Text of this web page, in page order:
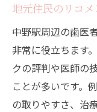
地元住民のリコメ
中野駅周辺の歯医
非常に役立ちます
クの評判や医師の
ことが多いです。
の取りやすさ、治